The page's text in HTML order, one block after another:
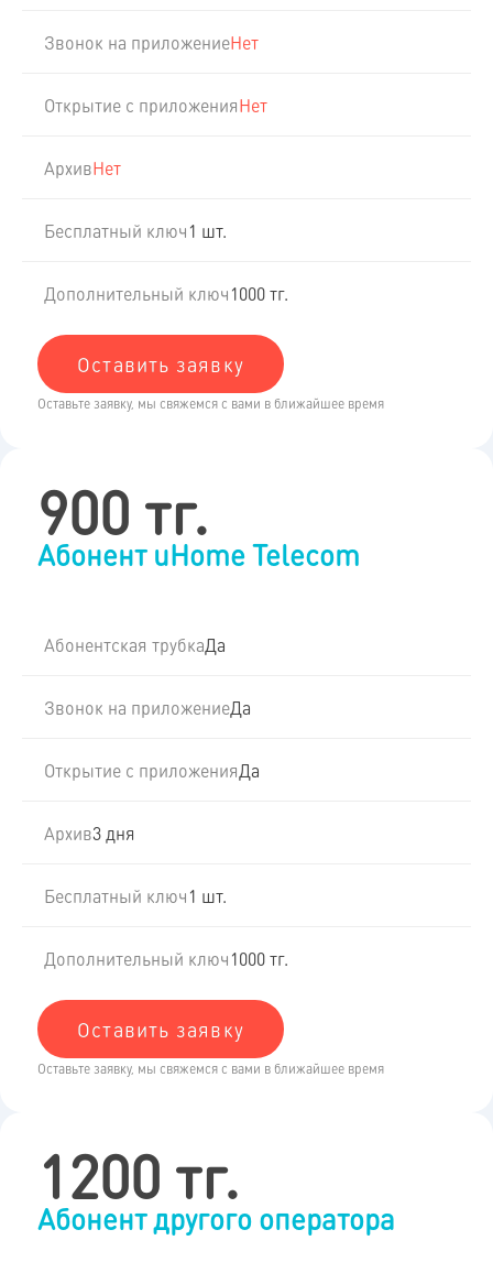
Звонок на приложениеНет
Открытие с приложенияНет
АрхивНет
Бесплатный ключ1 шт.
Дополнительный ключ1000 тг.
Оставить заявку
Оставьте заявку, мы свяжемся с вами в ближайшее время
900 тг.
Абонент uHome Telecom
Абонентская трубкаДа
Звонок на приложениеДа
Открытие с приложенияДа
Архив3 дня
Бесплатный ключ1 шт.
Дополнительный ключ1000 тг.
Оставить заявку
Оставьте заявку, мы свяжемся с вами в ближайшее время
1200 тг.
Абонент другого оператора